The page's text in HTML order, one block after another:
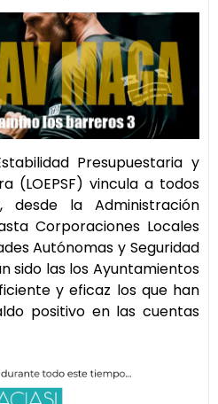
Presupuestaria y
(LOEPSF) vincula a todos
desde la Administración
Corporaciones Locales
Autónomas y Seguridad
sido las los Ayuntamientos
y eficaz los que han
positivo en las cuentas